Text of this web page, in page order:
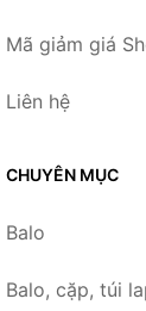
Mã giảm giá
Liên hệ
CHUYÊN MỤC
Balo
Balo, cặp, túi